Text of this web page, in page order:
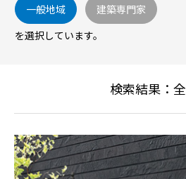
一般地域
建築専門家
を選択しています。
検索結果：全